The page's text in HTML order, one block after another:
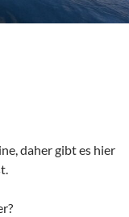
daher gibt es hier